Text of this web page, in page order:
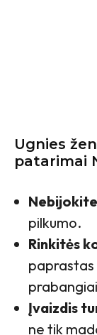
Ugnies
patarimai
pilkumo.
Rinkitės
Įvaizdis
ne tik